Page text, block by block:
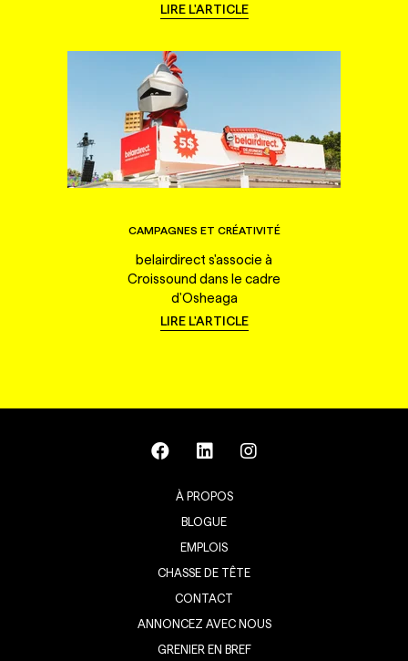
LIRE L'ARTICLE
CAMPAGNES ET CRÉATIVITÉ
belairdirect s'associe à
Croissound dans le cadre
d'Osheaga
LIRE L'ARTICLE
À PROPOS
BLOGUE
EMPLOIS
CHASSE DE TÊTE
CONTACT
ANNONCEZ AVEC NOUS
GRENIER EN BREF